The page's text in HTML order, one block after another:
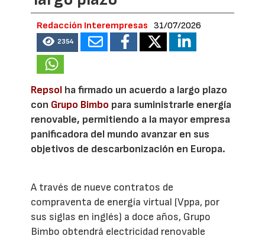
Redacción Interempresas 31/07/2026
2354
Repsol ha firmado un acuerdo a largo plazo
con Grupo Bimbo para suministrarle energía
renovable, permitiendo a la mayor empresa
panificadora del mundo avanzar en sus
objetivos de descarbonización en Europa.
A través de nueve contratos de
compraventa de energía virtual (Vppa, por
sus siglas en inglés) a doce años, Grupo
Bimbo obtendrá electricidad renovable